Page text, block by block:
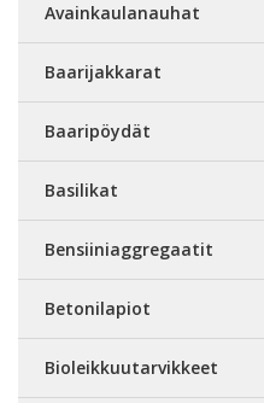
Avainkaulanauhat
Baarijakkarat
Baaripöydät
Basilikat
Bensiiniaggregaatit
Betonilapiot
Bioleikkuutarvikkeet